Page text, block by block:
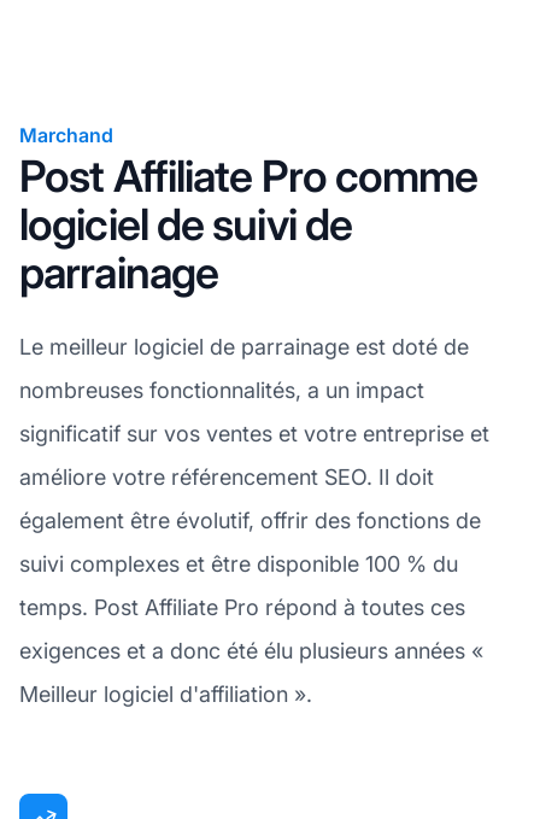
Marchand
Post Affiliate Pro comme
logiciel de suivi de
parrainage
Le meilleur logiciel de parrainage est doté de
nombreuses fonctionnalités, a un impact
significatif sur vos ventes et votre entreprise et
améliore votre référencement SEO. Il doit
également être évolutif, offrir des fonctions de
suivi complexes et être disponible 100 % du
temps. Post Affiliate Pro répond à toutes ces
exigences et a donc été élu plusieurs années «
Meilleur logiciel d'affiliation ».